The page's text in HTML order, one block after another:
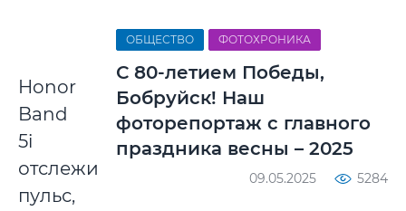
Honor
Band
5i
отслеживает
пульс,
ОБЩЕСТВО ФОТОХРОНИКА
С 80-летием Победы,
Бобруйск! Наш
фоторепортаж с главного
праздника весны – 2025
09.05.2025 5284